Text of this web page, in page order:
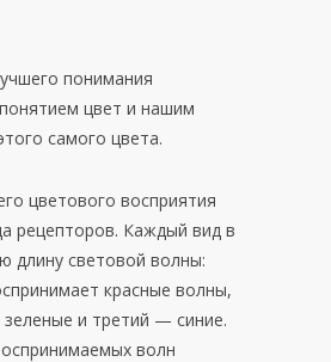
понимания
цвет и нашим
самого цвета.
цветового восприятия
рецепторов. Каждый вид в
длину световой волны:
красные волны,
и третий — синие.
волн